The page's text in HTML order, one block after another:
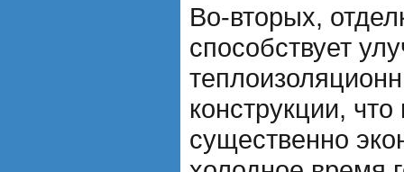
Во-вторых,
способствует
конструкции, что
существенно